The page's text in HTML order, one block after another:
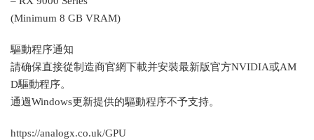
(Minimum 8 GB VRAM)
驅動程序通知
請确保直接從制造商官網下載并安裝最新版官方NVIDIA或AM
D驅動程序。
通過Windows更新提供的驅動程序不予支持。
https://analogx.co.uk/GPU